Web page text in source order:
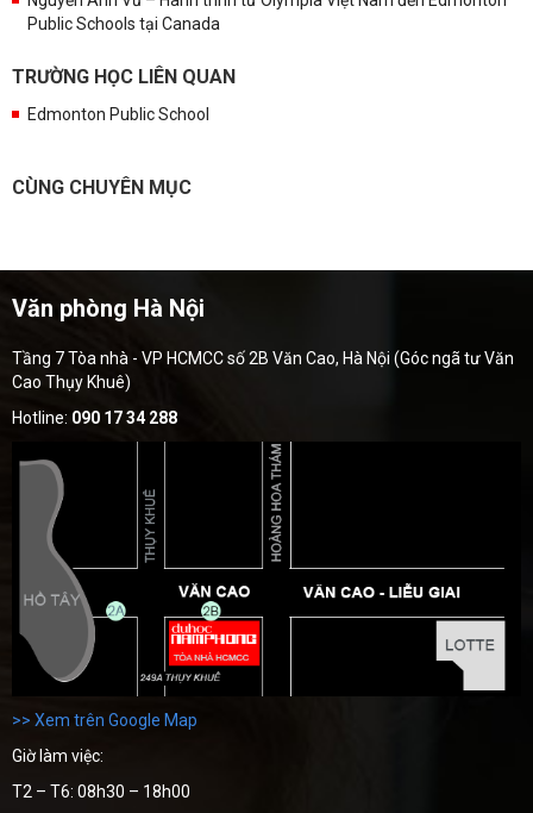
Public Schools tại Canada
TRƯỜNG HỌC LIÊN QUAN
Edmonton Public School
CÙNG CHUYÊN MỤC
Văn phòng Hà Nội
Tầng 7 Tòa nhà - VP HCMCC số 2B Văn Cao, Hà Nội (Góc ngã tư Văn
Cao Thụy Khuê)
Hotline: 090 17 34 288
>> Xem trên Google Map
Giờ làm việc:
T2 – T6: 08h30 – 18h00